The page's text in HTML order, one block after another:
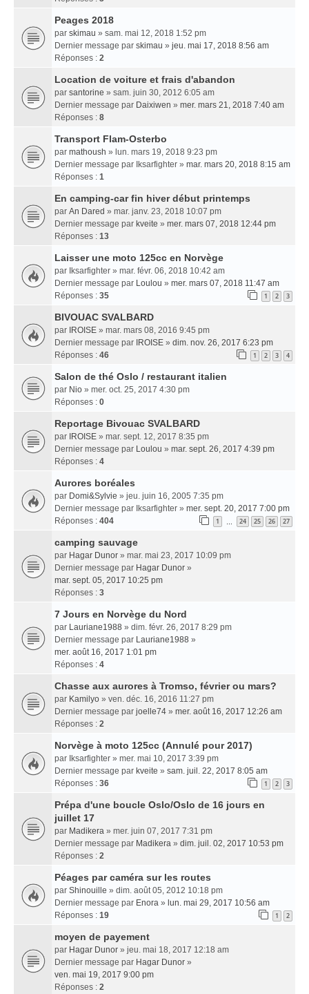
Peages 2018
par skimau » sam. mai 12, 2018 1:52 pm
Dernier message par skimau » jeu. mai 17, 2018 8:56 am
Réponses : 2
Location de voiture et frais d'abandon
par santorine » sam. juin 30, 2012 6:05 am
Dernier message par Daixiwen » mer. mars 21, 2018 7:40 am
Réponses : 8
Transport Flam-Osterbo
par mathoush » lun. mars 19, 2018 9:23 pm
Dernier message par Iksarfighter » mar. mars 20, 2018 8:15 am
Réponses : 1
En camping-car fin hiver début printemps
par An Dared » mar. janv. 23, 2018 10:07 pm
Dernier message par kveite » mer. mars 07, 2018 12:44 pm
Réponses : 13
Laisser une moto 125cc en Norvège
par Iksarfighter » mar. févr. 06, 2018 10:42 am
Dernier message par Loulou » mer. mars 07, 2018 11:47 am
Réponses : 35 1 2 3
BIVOUAC SVALBARD
par IROISE » mar. mars 08, 2016 9:45 pm
Dernier message par IROISE » dim. nov. 26, 2017 6:23 pm
Réponses : 46 1 2 3 4
Salon de thé Oslo / restaurant italien
par Nio » mer. oct. 25, 2017 4:30 pm
Réponses : 0
Reportage Bivouac SVALBARD
par IROISE » mar. sept. 12, 2017 8:35 pm
Dernier message par Loulou » mar. sept. 26, 2017 4:39 pm
Réponses : 4
Aurores boréales
par Domi&Sylvie » jeu. juin 16, 2005 7:35 pm
Dernier message par Iksarfighter » mer. sept. 20, 2017 7:00 pm
Réponses : 404 1 … 24 25 26 27
camping sauvage
par Hagar Dunor » mar. mai 23, 2017 10:09 pm
Dernier message par Hagar Dunor »
mar. sept. 05, 2017 10:25 pm
Réponses : 3
7 Jours en Norvège du Nord
par Lauriane1988 » dim. févr. 26, 2017 8:29 pm
Dernier message par Lauriane1988 »
mer. août 16, 2017 1:01 pm
Réponses : 4
Chasse aux aurores à Tromso, février ou mars?
par Kamilyo » ven. déc. 16, 2016 11:27 pm
Dernier message par joelle74 » mer. août 16, 2017 12:26 am
Réponses : 2
Norvège à moto 125cc (Annulé pour 2017)
par Iksarfighter » mer. mai 10, 2017 3:39 pm
Dernier message par kveite » sam. juil. 22, 2017 8:05 am
Réponses : 36 1 2 3
Prépa d'une boucle Oslo/Oslo de 16 jours en
juillet 17
par Madikera » mer. juin 07, 2017 7:31 pm
Dernier message par Madikera » dim. juil. 02, 2017 10:53 pm
Réponses : 2
Péages par caméra sur les routes
par Shinouille » dim. août 05, 2012 10:18 pm
Dernier message par Enora » lun. mai 29, 2017 10:56 am
Réponses : 19 1 2
moyen de payement
par Hagar Dunor » jeu. mai 18, 2017 12:18 am
Dernier message par Hagar Dunor »
ven. mai 19, 2017 9:00 pm
Réponses : 2